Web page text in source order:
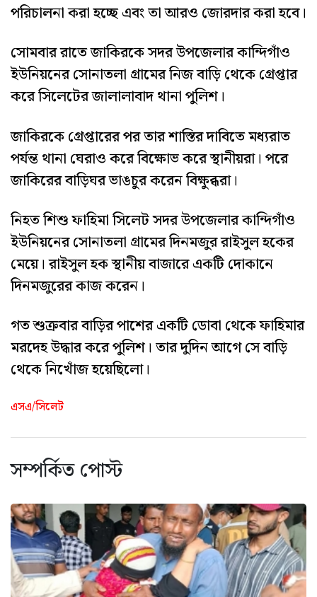
পরিচালনা করা হচ্ছে এবং তা আরও জোরদার করা হবে।
সোমবার রাতে জাকিরকে সদর উপজেলার কান্দিগাঁও
ইউনিয়নের সোনাতলা গ্রামের নিজ বাড়ি থেকে গ্রেপ্তার
করে সিলেটের জালালাবাদ থানা পুলিশ।
জাকিরকে গ্রেপ্তারের পর তার শাস্তির দাবিতে মধ্যরাত
পর্যন্ত থানা ঘেরাও করে বিক্ষোভ করে স্থানীয়রা। পরে
জাকিরের বাড়িঘর ভাঙচুর করেন বিক্ষুব্ধরা।
নিহত শিশু ফাহিমা সিলেট সদর উপজেলার কান্দিগাঁও
ইউনিয়নের সোনাতলা গ্রামের দিনমজুর রাইসুল হকের
মেয়ে। রাইসুল হক স্থানীয় বাজারে একটি দোকানে
দিনমজুরের কাজ করেন।
গত শুক্রবার বাড়ির পাশের একটি ডোবা থেকে ফাহিমার
মরদেহ উদ্ধার করে পুলিশ। তার দুদিন আগে সে বাড়ি
থেকে নিখোঁজ হয়েছিলো।
এসএ/সিলেট
সম্পর্কিত পোস্ট